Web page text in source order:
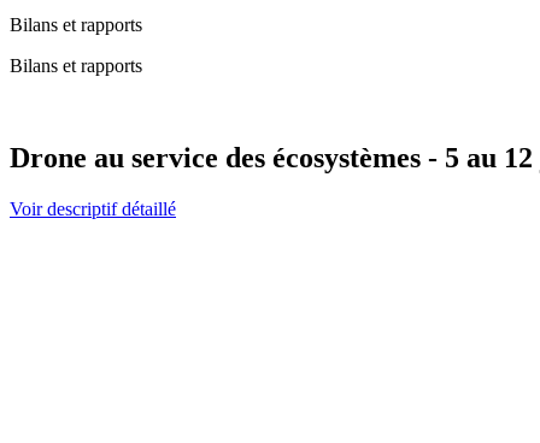
Bilans et rapports
Bilans et rapports
Drone au service des écosystèmes - 5 au
Voir descriptif détaillé